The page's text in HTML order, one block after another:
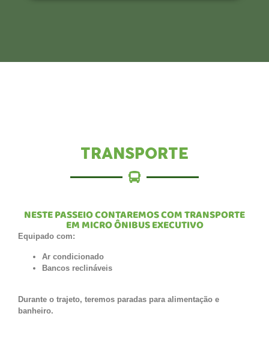
TRANSPORTE
Equipado com:
Ar condicionado
Bancos reclináveis
Durante o trajeto, teremos paradas para alimentação e
banheiro.
NESTE PASSEIO CONTAREMOS COM TRANSPORTE
EM MICRO ÔNIBUS EXECUTIVO